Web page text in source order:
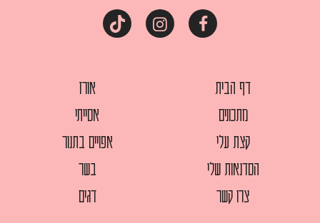
דף הבית
מתכונים
קצת עלי
הסדנאות שלי
צרו קשר
אורז
אסייתי
אפויים בתנור
בשר
דגים